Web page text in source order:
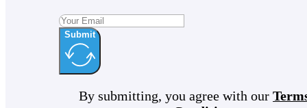
Submit
By submitting, you agree with our